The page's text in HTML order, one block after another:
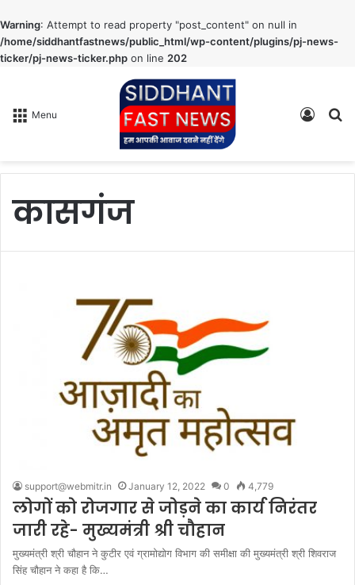
Warning: Attempt to read property "post_content" on null in
/home/siddhantfastnews/public_html/wp-content/plugins/pj-news-
ticker/pj-news-ticker.php on line 202
Menu
Log
कासगंज
support@webmitr.in January 12, 2022 0 4,779
लोगों को रोजगार से जोड़ने का कार्य निरंतर
जारी रहे- मुख्यमंत्री श्री चौहान
मुख्यमंत्री श्री चौहान ने कुटीर एवं ग्रामोद्योग विभाग की समीक्षा की मुख्यमंत्री श्री शिवराज
सिंह चौहान ने कहा है कि…